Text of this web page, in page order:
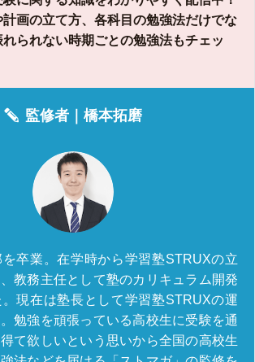
画の立て方、各科目の勉強法だけでな
れられない時期ごとの勉強法もチェッ
監修者｜橋本拓磨
卒業。在学時から学習塾STRUXの立
教務主任として塾のカリキュラム開発
現在は塾長として学習塾STRUXの運
勉強を頑張っている高校生に受験を通
て欲しいという思いから全国の高校生